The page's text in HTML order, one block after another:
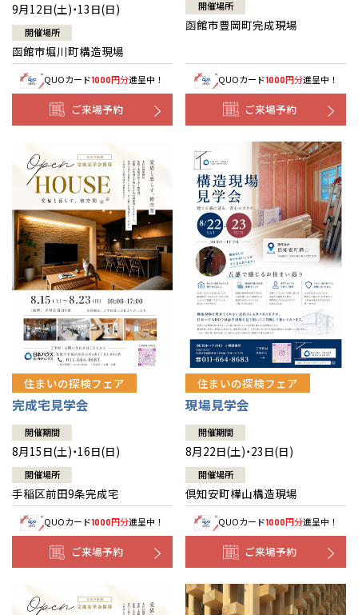
9月12日(土)・13日(日)
開催場所
函館市堀川町構造現場
QUOカード1000円分進呈中！
ご来場予約
開催場所
函館市豊岡町完成現場
QUOカード1000円分進呈中！
ご来場予約
住まいの探検フェア
完成宅見学会
開催期間
8月15日(土)・16日(日)
開催場所
手稲区前田9条完成宅
QUOカード1000円分進呈中！
ご来場予約
住まいの探検フェア
現場見学会
開催期間
8月22日(土)・23日(日)
開催場所
倶知安町樺山構造現場
QUOカード1000円分進呈中！
ご来場予約